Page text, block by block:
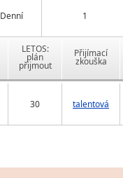
Denní 1
LETOS:
plán
přijmout
Přijímací
zkouška
30 talentová